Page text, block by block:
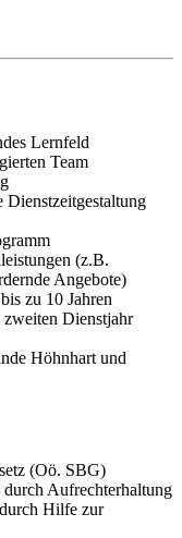
Lernfeld
Team
Dienstzeitgestaltung
(z.B.
Angebote)
zu 10 Jahren
zweiten Dienstjahr
Höhnhart und
(Oö. SBG)
Aufrechterhaltung
Hilfe zur